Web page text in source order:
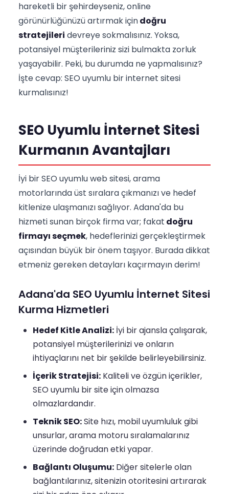
hareketli bir şehirdeyseniz, online
görünürlüğünüzü artırmak içindoğru
stratejileri devreye sokmalısınız. Yoksa,
potansiyel müşterileriniz sizi bulmakta zorluk
yaşayabilir. Peki, bu durumda ne yapmalısınız?
İşte cevap: SEO uyumlu bir internet sitesi
kurmalısınız!
SEO Uyumlu İnternet Sitesi
Kurmanın Avantajları
İyi bir SEO uyumlu web sitesi, arama
motorlarında üst sıralara çıkmanızı ve hedef
kitlenize ulaşmanızı sağlıyor. Adana'da bu
hizmeti sunan birçok firma var; fakat doğru
firmayı seçmek, hedeflerinizi gerçekleştirmek
açısından büyük bir önem taşıyor. Burada dikkat
etmeniz gereken detayları kaçırmayın derim!
Adana'da SEO Uyumlu İnternet Sitesi
Kurma Hizmetleri
Hedef Kitle Analizi: İyi bir ajansla çalışarak,
potansiyel müşterilerinizi ve onların
ihtiyaçlarını net bir şekilde belirleyebilirsiniz.
İçerik Stratejisi: Kaliteli ve özgün içerikler,
SEO uyumlu bir site için olmazsa
olmazlardandır.
Teknik SEO:Site hızı, mobil uyumluluk gibi
unsurlar, arama motoru sıralamalarınız
üzerinde doğrudan etki yapar.
Bağlantı Oluşumu: Diğer sitelerle olan
bağlantılarınız, sitenizin otoritesini artırarak